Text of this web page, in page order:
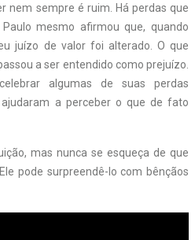
nem sempre é ruim. Há perdas que
mesmo afirmou que, quando
juízo de valor foi alterado. O que
a ser entendido como prejuízo.
algumas de suas perdas
a perceber o que de fato
mas nunca se esqueça de que
pode surpreendê-lo com bênçãos